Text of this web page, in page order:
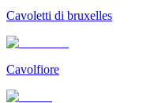
Cavoletti di bruxelles
Cavolfiore